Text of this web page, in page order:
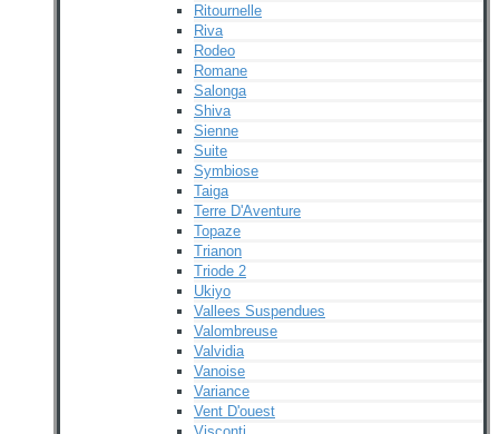
Ritournelle
Riva
Rodeo
Romane
Salonga
Shiva
Sienne
Suite
Symbiose
Taiga
Terre D'Aventure
Topaze
Trianon
Triode 2
Ukiyo
Vallees Suspendues
Valombreuse
Valvidia
Vanoise
Variance
Vent D'ouest